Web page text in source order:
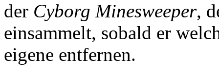
der Cyborg Minesweeper,
einsammelt, sobald er
eigene entfernen.